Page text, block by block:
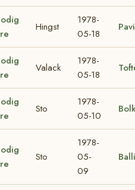
Hingst
1978-
05-18
Valack
1978-
05-18
Sto
1978-
05-10
Sto
1978-
05-
09